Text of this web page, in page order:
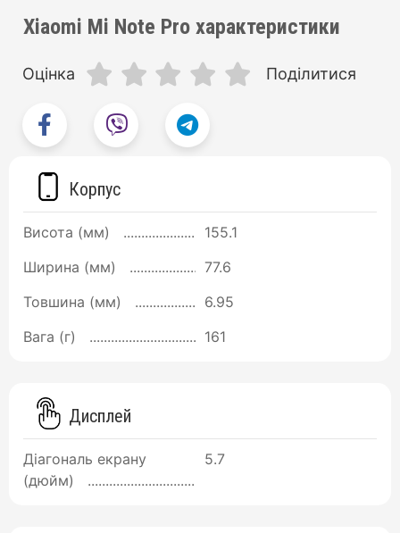
Xiaomi Mi Note Pro характеристики
Оцінка Поділитися
Корпус
Висота (мм)
155.1
Ширина (мм)
77.6
Товшина (мм)
6.95
Вага (г)
161
Дисплей
Діагональ екрану
(дюйм)
5.7